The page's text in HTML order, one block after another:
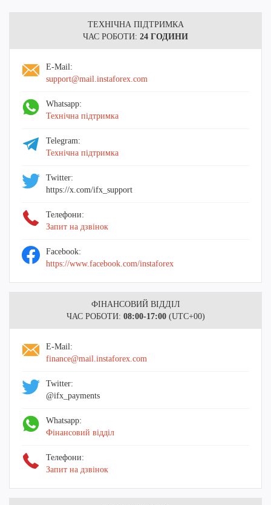
ТЕХНІЧНА ПІДТРИМКА
ЧАС РОБОТИ: 24 ГОДИНИ
E-Mail:
support@mail.instaforex.com
Whatsapp:
Технічна підтримка
Telegram:
Технічна підтримка
Twitter:
https://x.com/ifx_support
Телефони:
Запит на дзвінок
Facebook:
https://www.facebook.com/instaforex
ФІНАНСОВИЙ ВІДДІЛ
ЧАС РОБОТИ: 08:00-17:00(UTC+00)
E-Mail:
finance@mail.instaforex.com
Twitter:
@ifx_payments
Whatsapp:
Фінансовий відділ
Телефони:
Запит на дзвінок